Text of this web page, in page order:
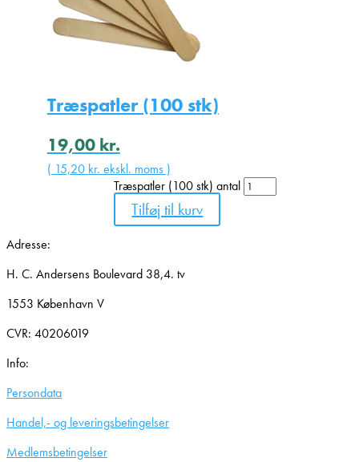
Træspatler (100 stk)
19,00 kr.
( 15,20 kr. ekskl. moms )
Træspatler (100 stk) antal
Tilføj til kurv
Adresse:
H. C. Andersens Boulevard 38,4. tv
1553 København V
CVR: 40206019
Info:
Persondata
Handel,- og leveringsbetingelser
Medlemsbetingelser